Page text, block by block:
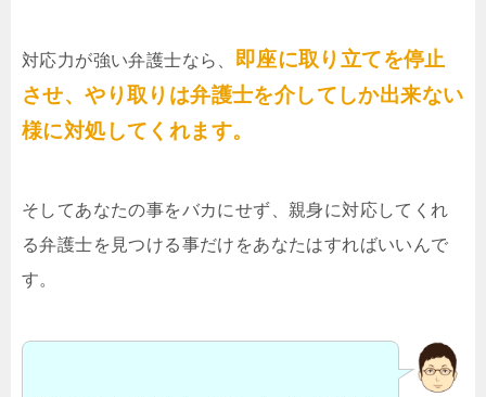
対応力が強い弁護士なら、 即座に取り立てを停止
させ、やり取りは弁護士を介してしか出来ない
様に対処してくれます。
そしてあなたの事をバカにせず、親身に対応してくれ
る弁護士を見つける事だけをあなたはすればいいんで
す。